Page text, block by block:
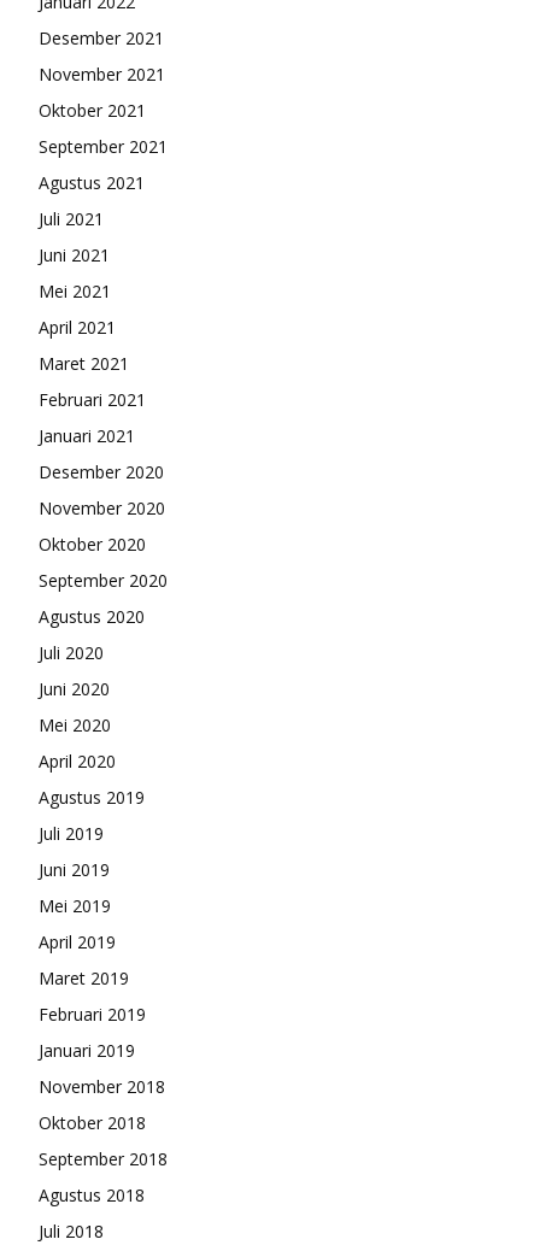
Desember 2021
November 2021
Oktober 2021
September 2021
Agustus 2021
Juli 2021
Juni 2021
Mei 2021
April 2021
Maret 2021
Februari 2021
Januari 2021
Desember 2020
November 2020
Oktober 2020
September 2020
Agustus 2020
Juli 2020
Juni 2020
Mei 2020
April 2020
Agustus 2019
Juli 2019
Juni 2019
Mei 2019
April 2019
Maret 2019
Februari 2019
Januari 2019
November 2018
Oktober 2018
September 2018
Agustus 2018
Juli 2018